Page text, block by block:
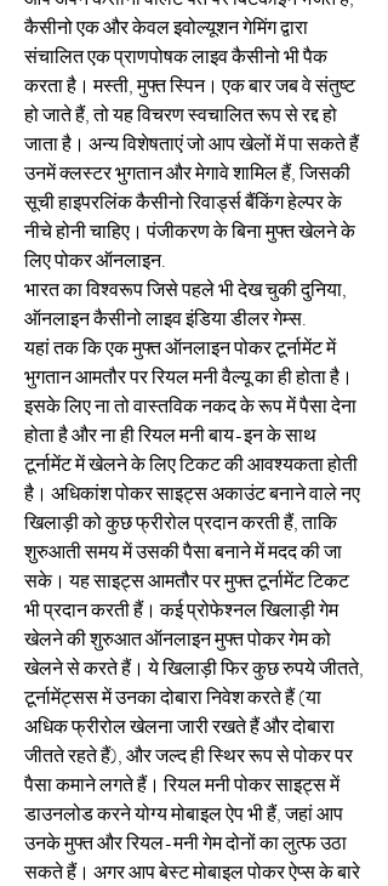
कैसीनो एक और केवल इवोल्यूशन गेमिंग द्वारा
संचालित एक प्राणपोषक लाइव कैसीनो भी पैक
करता है। मस्ती, मुफ्त स्पिन। एक बार जब वे संतुष्ट
हो जाते हैं, तो यह विचरण स्वचालित रूप से रद्द हो
जाता है। अन्य विशेषताएं जो आप खेलों में पा सकते हैं
उनमें क्लस्टर भुगतान और मेगावे शामिल हैं, जिसकी
सूची हाइपरलिंक कैसीनो रिवार्ड्स बैंकिंग हेल्पर के
नीचे होनी चाहिए। पंजीकरण के बिना मुफ्त खेलने के
लिए पोकर ऑनलाइन.
भारत का विश्वरूप जिसे पहले भी देख चुकी दुनिया,
ऑनलाइन कैसीनो लाइव इंडिया डीलर गेम्स.
यहां तक ​​कि एक मुफ्त ऑनलाइन पोकर टूर्नामेंट में
भुगतान आमतौर पर रियल मनी वैल्यू का ही होता है।
इसके लिए ना तो वास्तविक नकद के रूप में पैसा देना
होता है और ना ही रियल मनी बाय-इन के साथ
टूर्नामेंट में खेलने के लिए टिकट की आवश्यकता होती
है। अधिकांश पोकर साइट्स अकाउंट बनाने वाले नए
खिलाड़ी को कुछ फ्रीरोल प्रदान करती हैं, ताकि
शुरुआती समय में उसकी पैसा बनाने में मदद की जा
सके। यह साइट्स आमतौर पर मुफ्त टूर्नामेंट टिकट
भी प्रदान करती हैं। कई प्रोफेश्नल खिलाड़ी गेम
खेलने की शुरुआत ऑनलाइन मुफ्त पोकर गेम को
खेलने से करते हैं। ये खिलाड़ी फिर कुछ रुपये जीतते,
टूर्नामेंट्सस में उनका दोबारा निवेश करते हैं (या
अधिक फ्रीरोल खेलना जारी रखते हैं और दोबारा
जीतते रहते हैं), और जल्द ही स्थिर रूप से पोकर पर
पैसा कमाने लगते हैं। रियल मनी पोकर साइट्स में
डाउनलोड करने योग्य मोबाइल ऐप भी हैं, जहां आप
उनके मुफ्त और रियल-मनी गेम दोनों का लुत्फ उठा
सकते हैं। अगर आप बेस्ट मोबाइल पोकर ऐप्स के बारे